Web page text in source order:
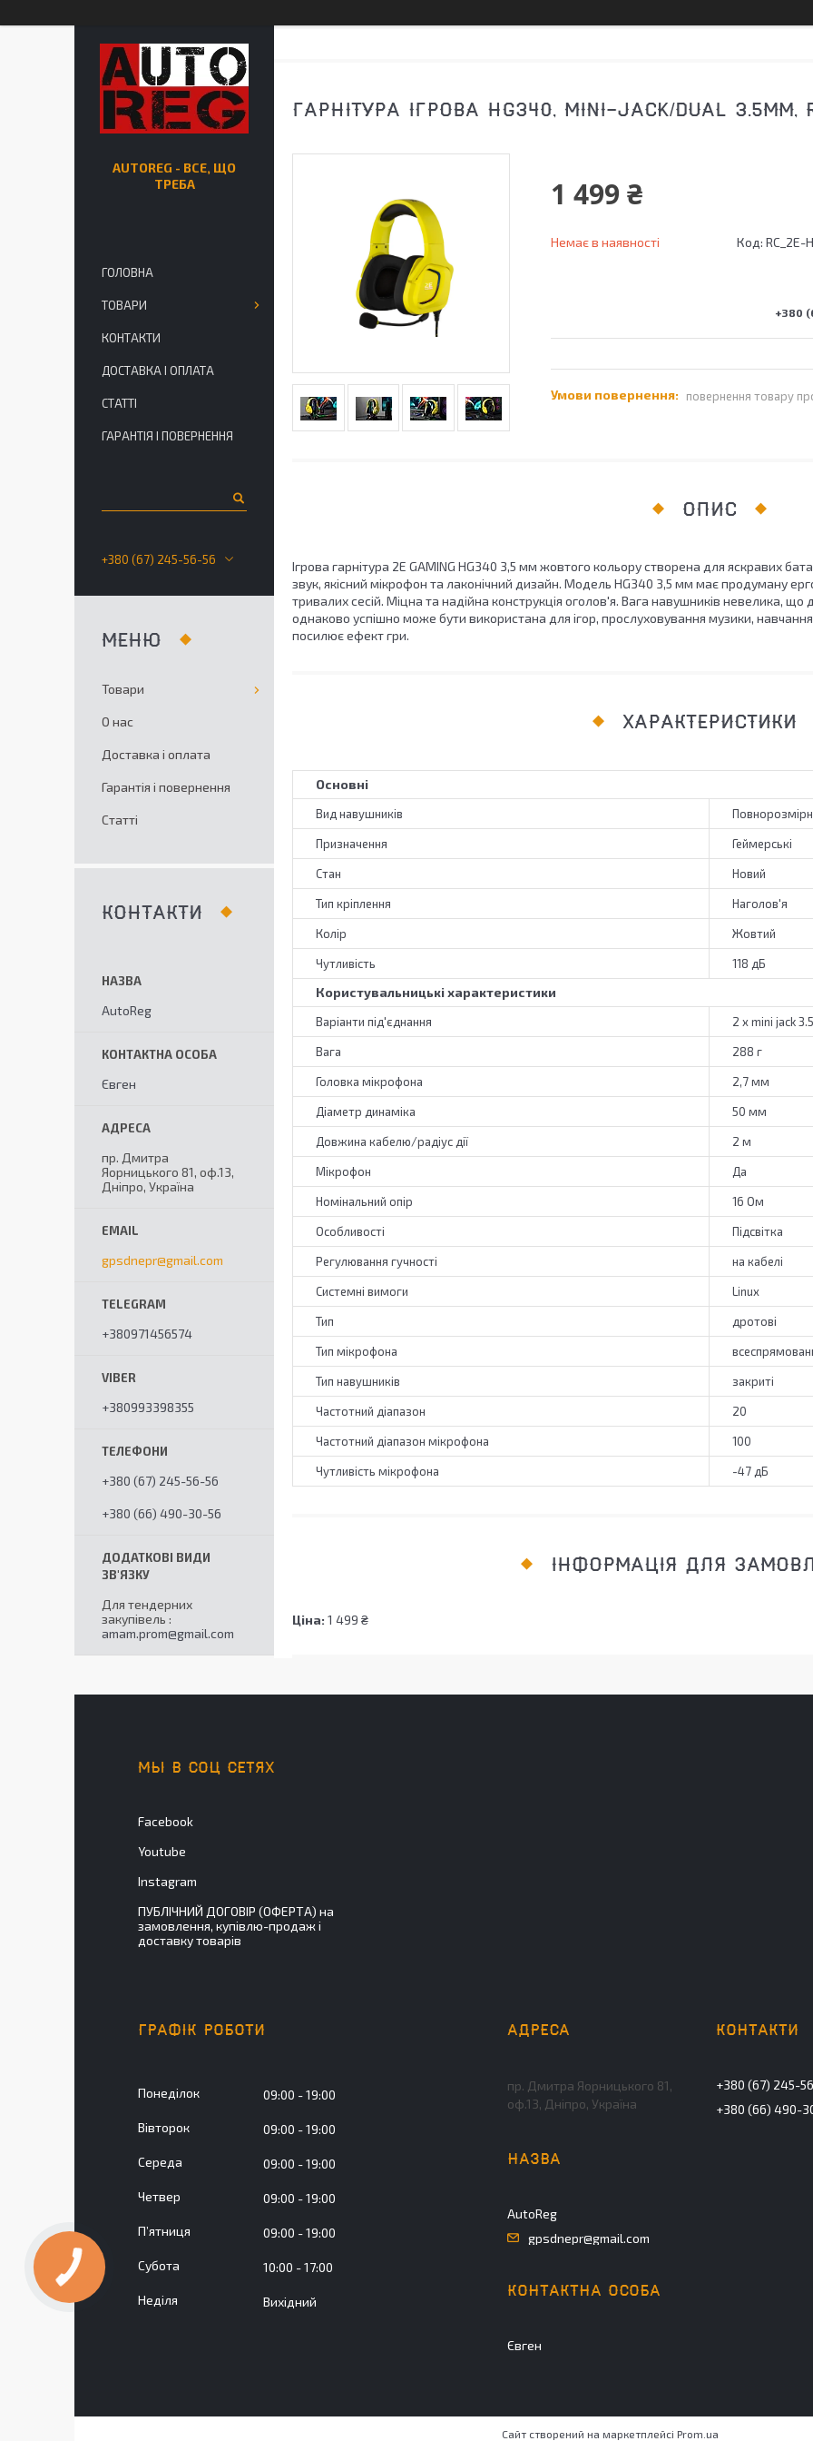
ГАРНІТУРА ІГРОВА HG340, MINI-JACK/DUAL 3.5MM,
1 499 ₴
Немає в наявності Код: RC_2E-
+380
повернення товару
ОПИС
Ігрова гарнітура 2E GAMING HG340 3,5 мм жовтого кольору створена для яскравих
звук, якісний мікрофон та лаконічний дизайн. Модель HG340 3,5 мм має продуману
тривалих сесій. Міцна та надійна конструкція оголов'я. Вага навушників невелика, що
однаково успішно може бути використана для ігор, прослуховування музики, навчання
посилює ефект гри.
ХАРАКТЕРИСТИКИ
Основні
Вид навушників
Призначення Геймерські
Стан Новий
Тип кріплення Наголов'я
Колір Жовтий
Чутливість 118 дБ
Користувальницькі характеристики
Варіанти під'єднання 2 x mini jack
Вага 288 г
Головка мікрофона 2,7 мм
Діаметр динаміка 50 мм
Довжина кабелю/радіус дії 2 м
Мікрофон Да
Номінальний опір 16 Ом
Особливості Підсвітка
Регулювання гучності на кабелі
Системні вимоги Linux
Тип дротові
Тип мікрофона
Тип навушників закриті
Частотний діапазон 20
Частотний діапазон мікрофона 100
Чутливість мікрофона -47 дБ
ІНФОРМАЦІЯ ДЛЯ
Ціна: 1 499 ₴
AUTOREG - ВСЕ, ЩО
ТРЕБА
ГОЛОВНА
ТОВАРИ
КОНТАКТИ
ДОСТАВКА І ОПЛАТА
СТАТТІ
ГАРАНТІЯ І ПОВЕРНЕННЯ
+380 (67) 245-56-56
Товари
О нас
Доставка і оплата
Гарантія і повернення
Статті
КОНТАКТИ
AutoReg
Євген
пр. Дмитра
Яорницького 81, оф.13,
Дніпро, Україна
gpsdnepr@gmail.com
+380971456574
+380993398355
+380 (67) 245-56-56
+380 (66) 490-30-56
Для тендерних
закупівель
amam.prom@gmail.com
МЫ В СОЦ СЕТЯХ
Facebook
Youtube
Instagram
ПУБЛІЧНИЙ ДОГОВІР (ОФЕРТА) на
замовлення, купівлю-продаж і
доставку товарів
ГРАФІК РОБОТИ
Понеділок 09:00 19:00
Вівторок 09:00 19:00
Середа 09:00 19:00
Четвер 09:00 19:00
Пʼятниця 09:00 19:00
Субота 10:00 17:00
Неділя Вихідний
пр. Дмитра Яорницького 81,
оф.13, Дніпро, Україна
AutoReg
gpsdnepr@gmail.com
Євген
+380 (67) 245-
+380 (66) 490-
Сайт створений на маркетплейсі Prom.ua